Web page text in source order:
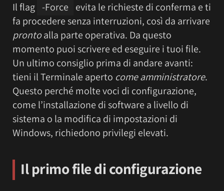
Il flag -Force
evita le richieste di conferma e ti
fa procedere senza interruzioni, così da arrivare
prontoalla parte operativa. Da questo
momento puoi scrivere ed eseguire i tuoi file.
Un ultimo consiglio prima di andare avanti:
tieni il Terminale aperto come amministratore.
Questo perché molte voci di configurazione,
come l’installazione di software a livello di
sistema o la modifica di impostazioni di
Windows, richiedono privilegi elevati.
Il primo file di configurazione